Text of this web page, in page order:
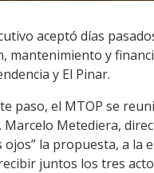
aceptó días
mantenimiento y
y El Pinar.
paso, el MTOP se
Marcelo Metediera,
ojos” la propuesta, a la
juntos los tres